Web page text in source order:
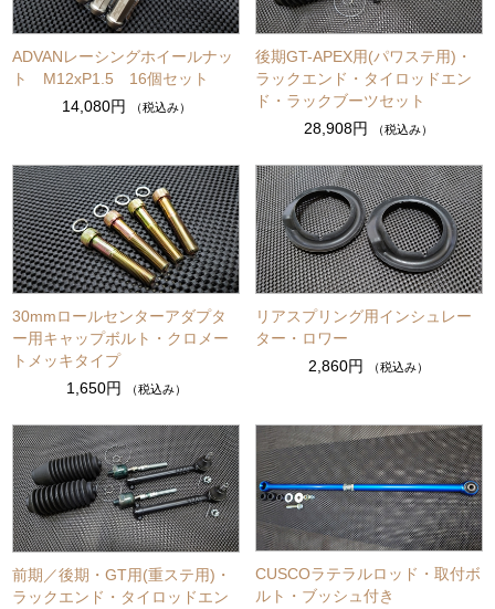
ADVANレーシングホイールナッ
ト M12xP1.5 16個セット
14,080円
（税込み）
後期GT-APEX用(パワステ用)・
ラックエンド・タイロッドエン
ド・ラックブーツセット
28,908円
（税込み）
30mmロールセンターアダプタ
ー用キャップボルト・クロメー
トメッキタイプ
1,650円
（税込み）
リアスプリング用インシュレー
ター・ロワー
2,860円
（税込み）
前期／後期・GT用(重ステ用)・
ラックエンド・タイロッドエン
CUSCOラテラルロッド・取付ボ
ルト・ブッシュ付き